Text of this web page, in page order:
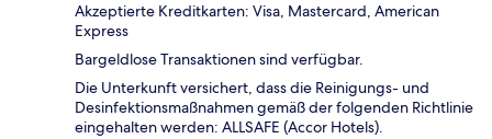
Akzeptierte Kreditkarten: Visa, Mastercard, American
Express
Bargeldlose Transaktionen sind verfügbar.
Die Unterkunft versichert, dass die Reinigungs- und
Desinfektionsmaßnahmen gemäß der folgenden Richtlinie
eingehalten werden: ALLSAFE (Accor Hotels).